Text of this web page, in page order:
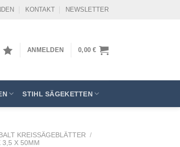
KONTAKT NEWSLETTER
ANMELDEN 0,00€
STIHL SÄGEKETTEN
KREISSÄGEBLÄTTER
/
3,5 X 50MM